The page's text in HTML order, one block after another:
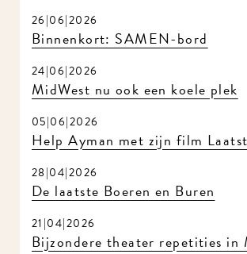
26|06|2026
Binnenkort: SAMEN-bord
24|06|2026
MidWest nu ook een koele plek
05|06|2026
Help Ayman met zijn film
28|04|2026
De laatste Boeren en Buren
21|04|2026
Bijzondere theater repetities in